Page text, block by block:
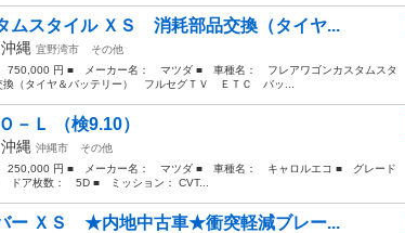
ムスタイル ＸＳ 消耗部品交換（タイヤ...
沖縄 宜野湾市
その他
円 ■ メーカー名： マツダ ■ 車種名： フレアワゴンカスタムスタ
（タイヤ＆バッテリー） フルセグＴＶ ＥＴＣ バッ...
－Ｌ （検9.10）
沖縄 沖縄市
その他
円 ■ メーカー名： マツダ ■ 車種名： キャロルエコ ■ グレード
ア枚数： 5D ■ ミッション： CVT...
ー ＸＳ ★内地中古車★衝突軽減ブレー...